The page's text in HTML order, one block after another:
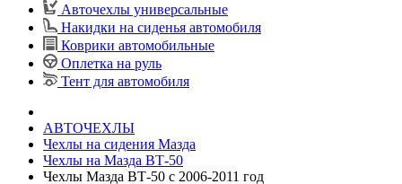
Авточехлы универсальные
Накидки на сиденья автомобиля
Коврики автомобильные
Оплетка на руль
Тент для автомобиля
АВТОЧЕХЛЫ
Чехлы на сидения Мазда
Чехлы на Мазда ВТ-50
Чехлы Мазда ВТ-50 с 2006-2011 год